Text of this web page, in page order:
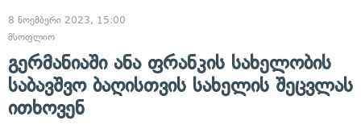
8 ნოემბერი 2023, 15:00
მსოფლიო
გერმანიაში ანა ფრანკის სახელობის
საბავშვო ბაღისთვის სახელის შეცვლას
ითხოვენ